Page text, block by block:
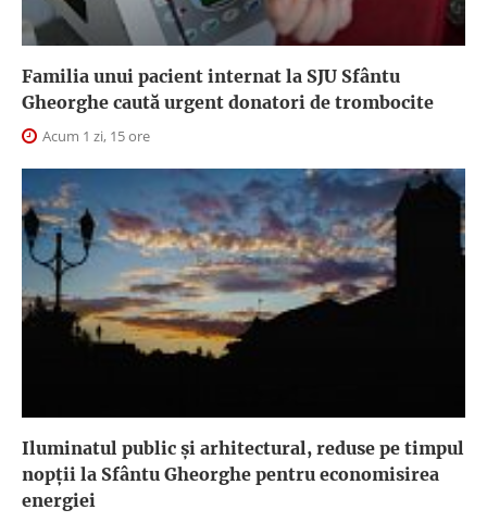
Familia unui pacient internat la SJU Sfântu
Gheorghe caută urgent donatori de trombocite
Acum 1 zi, 15 ore
Iluminatul public şi arhitectural, reduse pe timpul
nopţii la Sfântu Gheorghe pentru economisirea
energiei